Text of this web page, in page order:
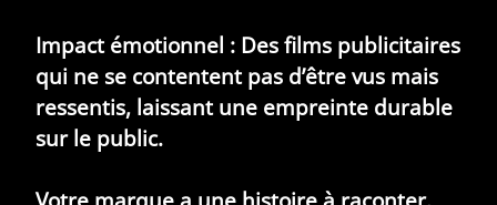
Impact émotionnel : Des films publicitaires
qui ne se contentent pas d’être vus mais
ressentis, laissant une empreinte durable
sur le public.